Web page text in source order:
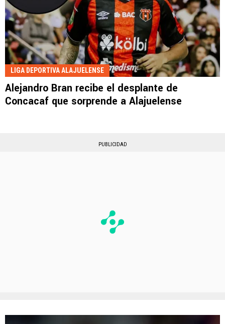
LIGA DEPORTIVA ALAJUELENSE
Alejandro Bran recibe el desplante de
Concacaf que sorprende a Alajuelense
PUBLICIDAD